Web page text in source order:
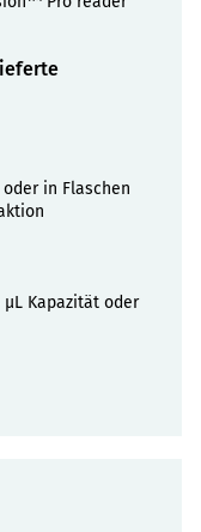
in Flaschen
Kapazität oder